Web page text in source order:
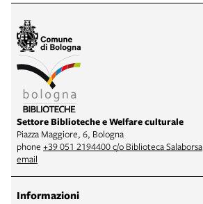
Settore Biblioteche e Welfare culturale
Piazza Maggiore, 6, Bologna
phone +39 051 2194400 c/o Biblioteca Salaborsa
email
Informazioni